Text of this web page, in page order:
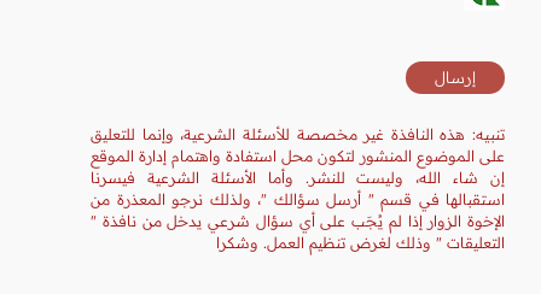
تنبيه: هذه النافذة غير مخصصة للأسئلة الشرعية، وإنما للتعليق
على الموضوع المنشور لتكون محل استفادة واهتمام إدارة الموقع
إن شاء الله، وليست للنشر. وأما الأسئلة الشرعية فيسرنا
استقبالها في قسم " أرسل سؤالك "، ولذلك نرجو المعذرة من
الإخوة الزوار إذا لم يُجَب على أي سؤال شرعي يدخل من نافذة "
التعليقات " وذلك لغرض تنظيم العمل. وشكرا